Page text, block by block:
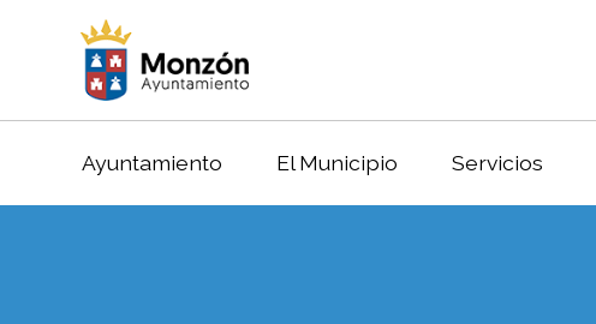
Ayuntamiento El Municipio Servicios